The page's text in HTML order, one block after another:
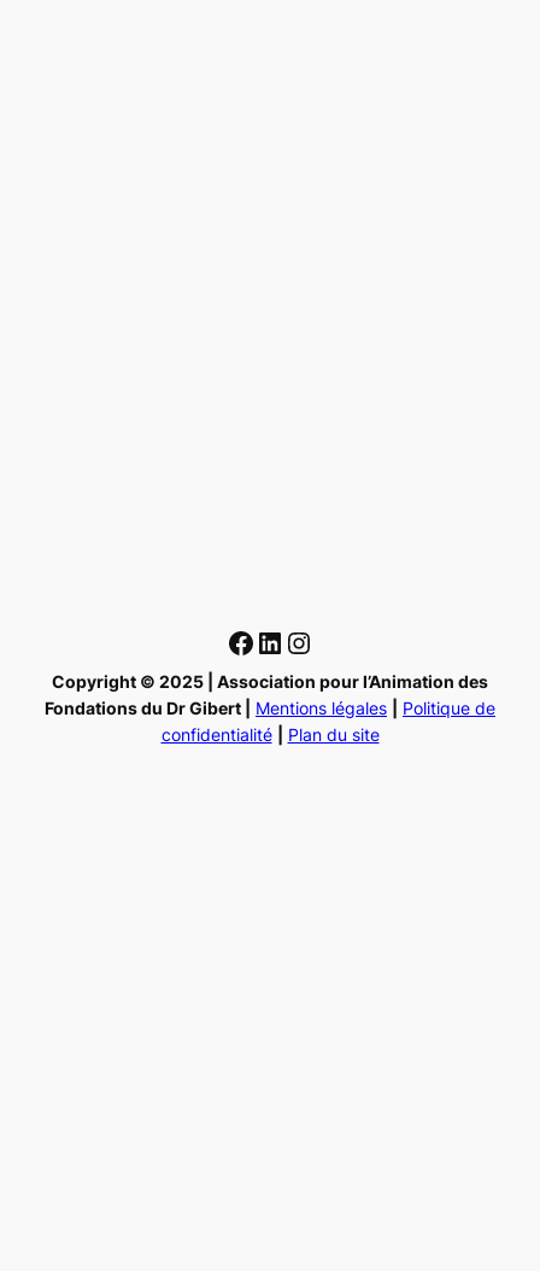
Facebook
LinkedIn
Instagram
Copyright © 2025 | Association pour l’Animation des
Fondations du Dr Gibert |
Mentions légales
Politique de
confidentialité
Plan du site